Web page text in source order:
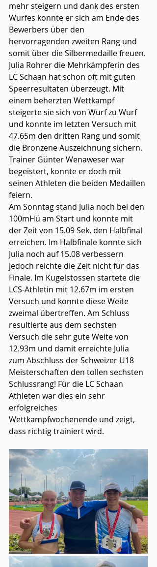
mehr steigern und dank des ersten
Wurfes konnte er sich am Ende des
Bewerbers über den
hervorragenden zweiten Rang und
somit über die Silbermedaille freuen.
Julia Rohrer die Mehrkämpferin des
LC Schaan hat schon oft mit guten
Speerresultaten überzeugt. Mit
einem beherzten Wettkampf
steigerte sie sich von Wurf zu Wurf
und konnte im letzten Versuch mit
47.65m den dritten Rang und somit
die Bronzene Auszeichnung sichern.
Trainer Günter Wenaweser war
begeistert, konnte er doch mit
seinen Athleten die beiden Medaillen
feiern.
Am Sonntag stand Julia noch bei den
100mHü am Start und konnte mit
der Zeit von 15.09 Sek. den Halbfinal
erreichen. Im Halbfinale konnte sich
Julia noch auf 15.08 verbessern
jedoch reichte die Zeit nicht für das
Finale. Im Kugelstossen startete die
LCS-Athletin mit 12.67m im ersten
Versuch und konnte diese Weite
zweimal übertreffen. Am Schluss
resultierte aus dem sechsten
Versuch die sehr gute Weite von
12.93m und damit erreichte Julia
zum Abschluss der Schweizer U18
Meisterschaften den tollen sechsten
Schlussrang! Für die LC Schaan
Athleten war dies ein sehr
erfolgreiches
Wettkampfwochenende und zeigt,
dass richtig trainiert wird.